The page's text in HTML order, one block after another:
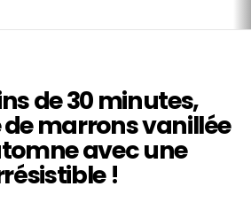
de 30 minutes,
marrons vanillée
avec une
!